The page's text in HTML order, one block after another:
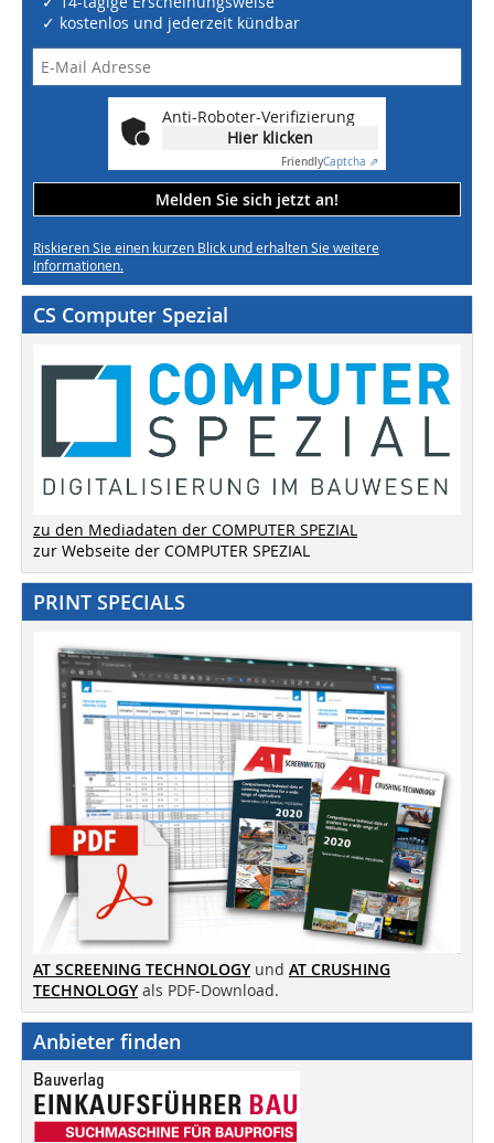
✓ kostenlos und jederzeit kündbar
Anti-Roboter-Verifizierung
Hier klicken
FriendlyCaptcha ⇗
Melden Sie sich jetzt an!
Riskieren Sie einen kurzen Blick und erhalten Sie weitere
Informationen.
CS Computer Spezial
zu den Mediadaten der COMPUTER SPEZIAL
zur Webseite der COMPUTER SPEZIAL
PRINT SPECIALS
AT SCREENING TECHNOLOGY und AT CRUSHING
TECHNOLOGY als PDF-Download.
Anbieter finden